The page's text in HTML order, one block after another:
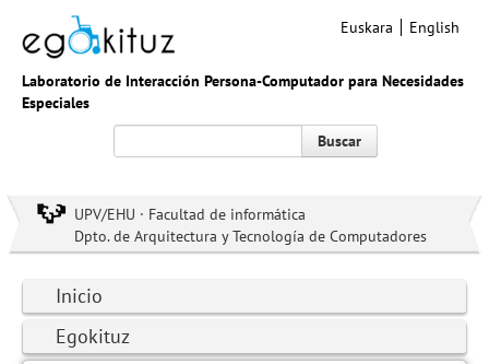
Laboratorio de Interacción Persona-Computador para Necesidades
Especiales
Euskara English
Buscar
UPV/EHU · Facultad de informática
Dpto. de Arquitectura y Tecnología de Computadores
Inicio
Egokituz